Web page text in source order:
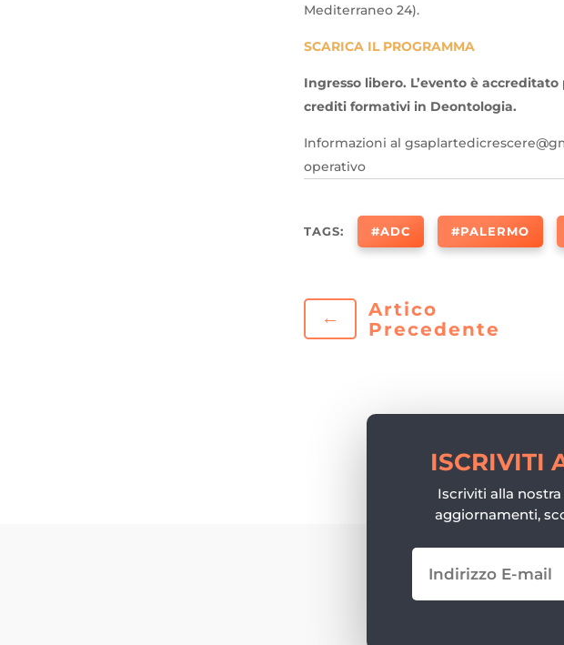
Mediterraneo 24).
SCARICA IL PROGRAMMA
Ingresso libero. L’evento è
crediti formativi in Deontologia.
Informazioni al
operativo
TAGS: #ADC #PALERMO
←
Artico
Precedente
ISCRIVITI
Iscriviti alla
aggiornamenti,